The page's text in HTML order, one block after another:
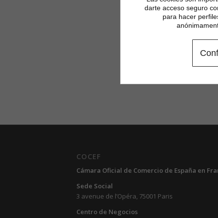
COCEF
Cámara Oficial de Comercio de España en
Sede Social
3 avenue de l’Opéra, 75001 Paris
Centro de Negocios
darte acceso seguro
para hacer